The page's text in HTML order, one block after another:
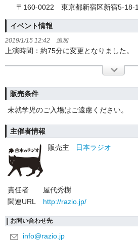
〒160-0022 東京都新宿区新宿5-18-
イベント情報
2019/1/15 12:42 追加
上演時間：約75分に変更となりました。
販売条件
未就学児のご入場はご遠慮ください。
主催者情報
販売主
日本ラジオ
責任者
屋代秀樹
関連URL
http://razio.jp/
お問い合わせ先
info@razio.jp